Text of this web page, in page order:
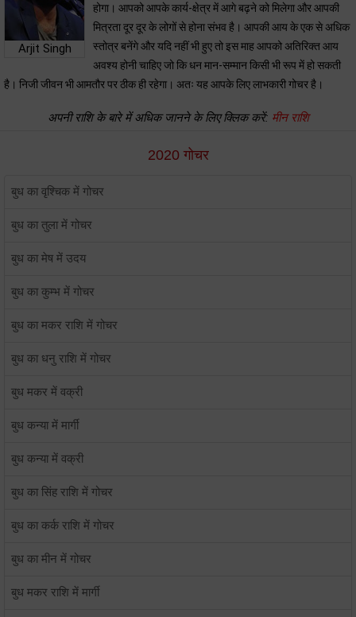
Arjit Singh
होगा। आपको आपके कार्य-क्षेत्र में आगे बढ़ने को मिलेगा और आपकी
मित्रता दूर दूर के लोगों से होना संभव है। आपकी आय के एक से अधिक
स्तोत्र बनेंगे और यदि नहीं भी हुए तो इस माह आपको अतिरिक्त आय
अवश्य होनी चाहिए जो कि धन मान-सम्मान किसी भी रूप में हो सकती
है। निजी जीवन भी आमतौर पर ठीक ही रहेगा। अतः यह आपके लिए लाभकारी गोचर है।
अपनी राशि के बारे में अधिक जानने के लिए क्लिक करें: मीन राशि
2020 गोचर
बुध का वृश्चिक में गोचर
बुध का तुला में गोचर
बुध का मेष में उदय
बुध का कुम्भ में गोचर
बुध का मकर राशि में गोचर
बुध का धनु राशि में गोचर
बुध मकर में वक्री
बुध कन्या में मार्गी
बुध कन्या में वक्री
बुध का सिंह राशि में गोचर
बुध का कर्क राशि में गोचर
बुध का मीन में गोचर
बुध मकर राशि में मार्गी